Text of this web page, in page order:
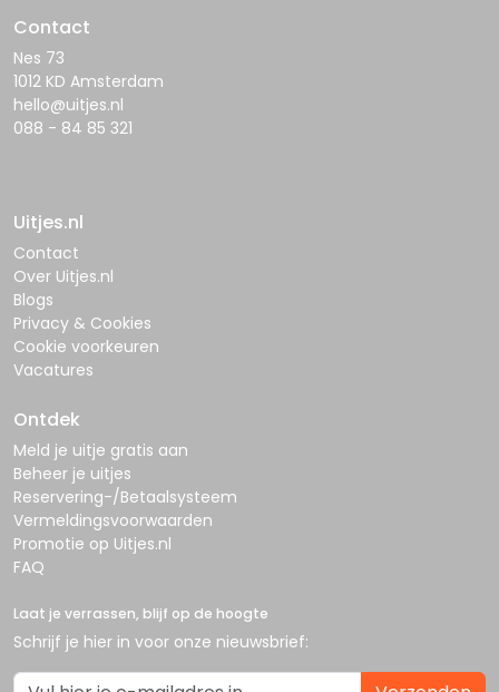
Contact
Nes 73
1012 KD Amsterdam
hello@uitjes.nl
088 - 84 85 321
Uitjes.nl
Contact
Over Uitjes.nl
Blogs
Privacy & Cookies
Cookie voorkeuren
Vacatures
Ontdek
Meld je uitje gratis aan
Beheer je uitjes
Reservering-/Betaalsysteem
Vermeldingsvoorwaarden
Promotie op Uitjes.nl
FAQ
Laat je verrassen, blijf op de hoogte
Schrijf je hier in voor onze nieuwsbrief: